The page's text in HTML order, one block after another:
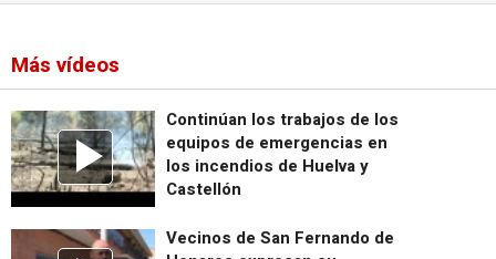
Más vídeos
Continúan los trabajos de los
equipos de emergencias en
los incendios de Huelva y
Castellón
Vecinos de San Fernando de